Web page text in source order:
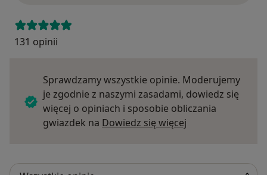
131 opinii
Sprawdzamy wszystkie opinie. Moderujemy
je zgodnie z naszymi zasadami, dowiedz się
więcej o opiniach i sposobie obliczania
gwiazdek na Dowiedz się więcej